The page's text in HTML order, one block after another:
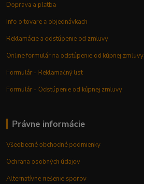
Doprava a platba
Info o tovare a objednávkach
Reklamácie a odstúpenie od zmluvy
Online formulár na odstúpenie od kúpnej zmluvy
Formulár - Reklamačný list
Formulár - Odstúpenie od kúpnej zmluvy
Právne informácie
Všeobecné obchodné podmienky
Ochrana osobných údajov
Alternatívne riešenie sporov